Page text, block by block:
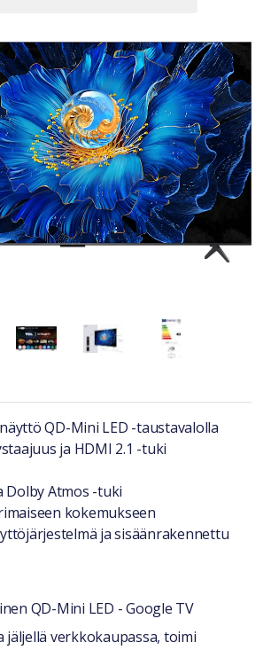
QD-Mini LED -taustavalolla
ja HDMI 2.1 -tuki
Dolby Atmos -tuki
kokemukseen
ja sisäänrakennettu
QD-Mini LED - Google TV
jäljellä verkkokaupassa, toimi